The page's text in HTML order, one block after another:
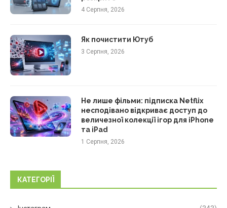
4 Серпня, 2026
Як почистити Ютуб
3 Серпня, 2026
Не лише фільми: підписка Netflix
несподівано відкриває доступ до
величезної колекції ігор для iPhone
та iPad
1 Серпня, 2026
КАТЕГОРІЇ